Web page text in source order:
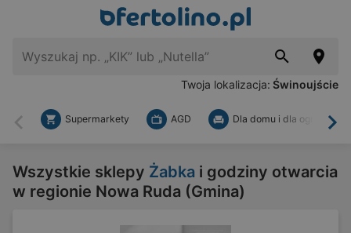
Twoja lokalizacja: Świnoujście
Wstecz
Supermarkety AGD Dla domu i dla ogrodu
Wszystkie sklepy Żabka i godziny otwarcia
w regionie Nowa Ruda (Gmina)